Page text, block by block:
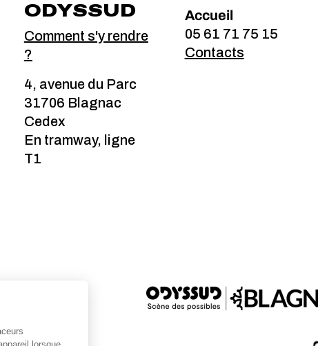
ODYSSUD
Comment s'y rendre
?
4, avenue du Parc
31706 Blagnac
Cedex
En tramway, ligne
T1
Accueil
05 61 71 75 15
Contacts